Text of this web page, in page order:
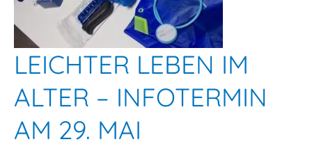
LEICHTER LEBEN IM
ALTER – INFOTERMIN
AM 29. MAI
Leichter
Leben
im
Alter
Infotermin